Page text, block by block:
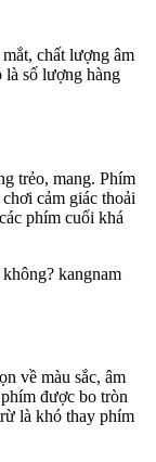
chất lượng âm
là số lượng hàng
trẻo, mang. Phím
cảm giác thoải
phím cuối khá
kangnam
về màu sắc, âm
được bo tròn
là khó thay phím